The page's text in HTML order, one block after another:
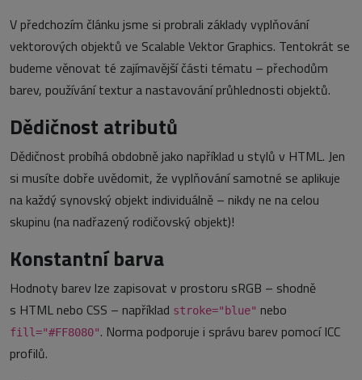
V předchozím článku jsme si probrali základy vyplňování
vektorových objektů ve Scalable Vektor Graphics. Tentokrát se
budeme věnovat té zajímavější části tématu – přechodům
barev, používání textur a nastavování průhlednosti objektů.
Dědičnost atributů
Dědičnost probíhá obdobně jako například u stylů v HTML. Jen
si musíte dobře uvědomit, že vyplňování samotné se aplikuje
na každý synovský objekt individuálně – nikdy ne na celou
skupinu (na nadřazený rodičovský objekt)!
Konstantní barva
Hodnoty barev lze zapisovat v prostoru sRGB – shodně
s HTML nebo CSS – například stroke="blue" nebo
fill="#FF8080". Norma podporuje i správu barev pomocí ICC
profilů.